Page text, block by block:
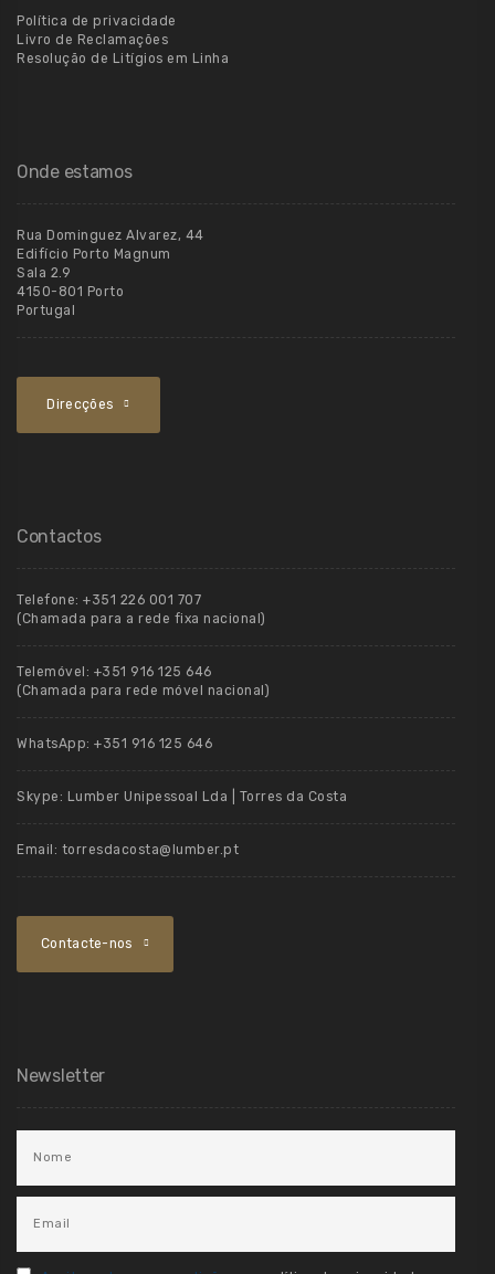
Política de privacidade
Livro de Reclamações
Resolução de Litígios em Linha
Onde estamos
Rua Dominguez Alvarez, 44
Edifício Porto Magnum
Sala 2.9
4150-801 Porto
Portugal
Direcções
Contactos
Telefone: +351 226 001 707
(Chamada para a rede fixa nacional)
Telemóvel: +351 916 125 646
(Chamada para rede móvel nacional)
WhatsApp: +351 916 125 646
Skype: Lumber Unipessoal Lda | Torres da Costa
Email: torresdacosta@lumber.pt
Contacte-nos
Newsletter